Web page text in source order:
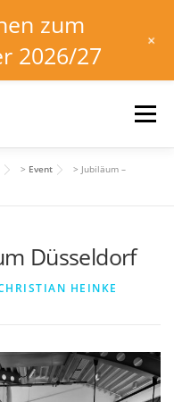
Menu
DOWNLOADS
> Event > Jubiläum –
Düsseldorf
HEINKE
zum
2026/27
+